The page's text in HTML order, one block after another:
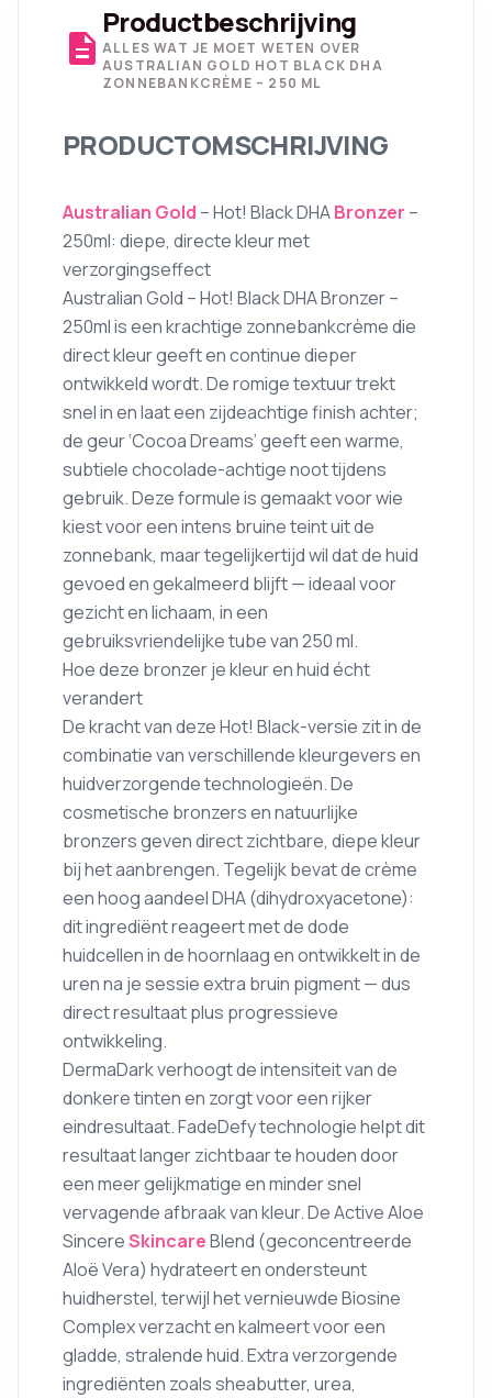
description
Productbeschrijving
ALLES WAT JE MOET WETEN OVER
AUSTRALIAN GOLD HOT BLACK DHA
ZONNEBANKCRÈME – 250 ML
PRODUCTOMSCHRIJVING
Australian Gold – Hot! Black DHABronzer –
250ml: diepe, directe kleur met
verzorgingseffect
Australian Gold – Hot! Black DHA Bronzer –
250ml is een krachtige zonnebankcrème die
direct kleur geeft en continue dieper
ontwikkeld wordt. De romige textuur trekt
snel in en laat een zijdeachtige finish achter;
de geur ‘Cocoa Dreams’ geeft een warme,
subtiele chocolade-achtige noot tijdens
gebruik. Deze formule is gemaakt voor wie
kiest voor een intens bruine teint uit de
zonnebank, maar tegelijkertijd wil dat de huid
gevoed en gekalmeerd blijft — ideaal voor
gezicht en lichaam, in een
gebruiksvriendelijke tube van 250 ml.
Hoe deze bronzer je kleur en huid écht
verandert
De kracht van deze Hot! Black-versie zit in de
combinatie van verschillende kleurgevers en
huidverzorgende technologieën. De
cosmetische bronzers en natuurlijke
bronzers geven direct zichtbare, diepe kleur
bij het aanbrengen. Tegelijk bevat de crème
een hoog aandeel DHA (dihydroxyacetone):
dit ingrediënt reageert met de dode
huidcellen in de hoornlaag en ontwikkelt in de
uren na je sessie extra bruin pigment — dus
direct resultaat plus progressieve
ontwikkeling.
DermaDark verhoogt de intensiteit van de
donkere tinten en zorgt voor een rijker
eindresultaat. FadeDefy technologie helpt dit
resultaat langer zichtbaar te houden door
een meer gelijkmatige en minder snel
vervagende afbraak van kleur. De Active Aloe
SincereSkincareBlend (geconcentreerde
Aloë Vera) hydrateert en ondersteunt
huidherstel, terwijl het vernieuwde Biosine
Complex verzacht en kalmeert voor een
gladde, stralende huid. Extra verzorgende
ingrediënten zoals sheabutter, urea,